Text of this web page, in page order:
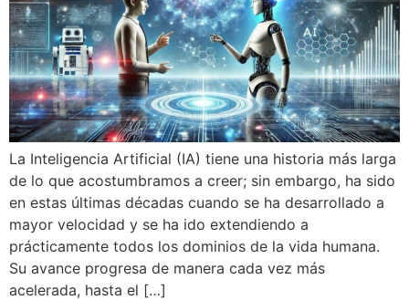
La Inteligencia Artificial (IA) tiene una historia más larga
de lo que acostumbramos a creer; sin embargo, ha sido
en estas últimas décadas cuando se ha desarrollado a
mayor velocidad y se ha ido extendiendo a
prácticamente todos los dominios de la vida humana.
Su avance progresa de manera cada vez más
acelerada, hasta el […]